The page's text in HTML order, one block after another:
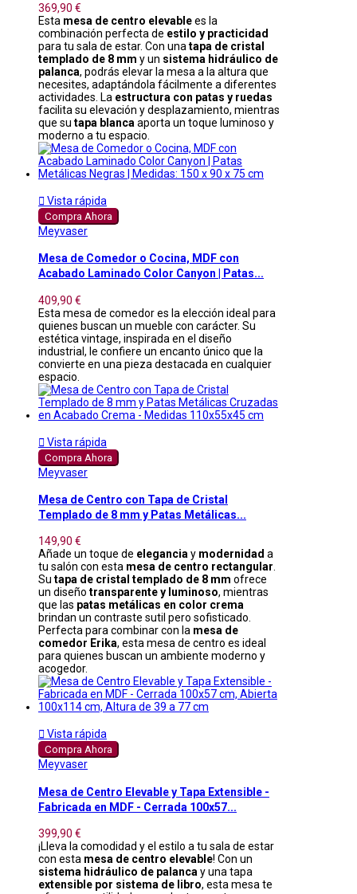
369,90 €
Esta mesa de centro elevablees la
combinación perfecta de estilo y practicidad
para tu sala de estar. Con una tapa de cristal
templado de 8 mm y un sistema hidráulico de
palanca, podrás elevar la mesa a la altura que
necesites, adaptándola fácilmente a diferentes
actividades. La estructura con patas y ruedas
facilita su elevación y desplazamiento, mientras
que su tapa blanca aporta un toque luminoso y
moderno a tu espacio.
 Vista rápida
Compra Ahora
Meyvaser
Mesa de Comedor o Cocina, MDF con
Acabado Laminado Color Canyon | Patas...
409,90 €
Esta mesa de comedor es la elección ideal para
quienes buscan un mueble con carácter. Su
estética vintage, inspirada en el diseño
industrial, le confiere un encanto único que la
convierte en una pieza destacada en cualquier
espacio.
 Vista rápida
Compra Ahora
Meyvaser
Mesa de Centro con Tapa de Cristal
Templado de 8 mm y Patas Metálicas...
149,90 €
Añade un toque de eleganciay modernidad a
tu salón con esta mesa de centro rectangular.
Su tapa de cristal templado de 8 mm ofrece
un diseño transparente y luminoso, mientras
que las patas metálicas en color crema
brindan un contraste sutil pero sofisticado.
Perfecta para combinar con la mesa de
comedor Erika, esta mesa de centro es ideal
para quienes buscan un ambiente moderno y
acogedor.
 Vista rápida
Compra Ahora
Meyvaser
Mesa de Centro Elevable y Tapa Extensible -
Fabricada en MDF - Cerrada 100x57...
399,90 €
¡Lleva la comodidad y el estilo a tu sala de estar
con esta mesa de centro elevable! Con un
sistema hidráulico de palanca y una tapa
extensible por sistema de libro, esta mesa te